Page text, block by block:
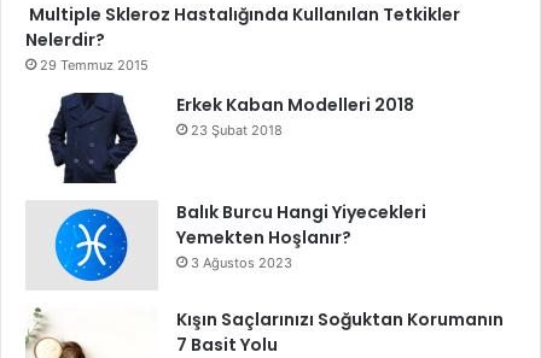
Multiple Skleroz Hastalığında Kullanılan Tetkikler
Nelerdir?
29 Temmuz 2015
Erkek Kaban Modelleri 2018
23 Şubat 2018
Balık Burcu Hangi Yiyecekleri
Yemekten Hoşlanır?
3 Ağustos 2023
Kışın Saçlarınızı Soğuktan Korumanın
7 Basit Yolu